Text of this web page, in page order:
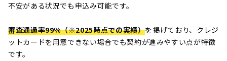
不安がある状況でも申込み可能です。
審査通過率99%（※2025時点での実績）を掲げており、クレジ
ットカードを用意できない場合でも契約が進みやすい点が特徴
です。